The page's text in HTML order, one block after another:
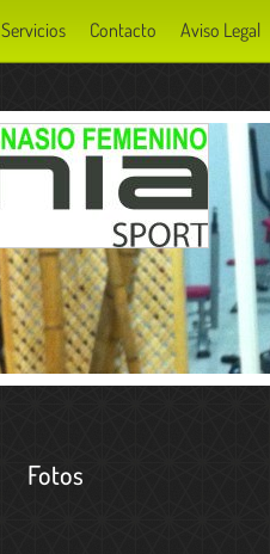
Servicios Contacto Aviso Legal
Fotos